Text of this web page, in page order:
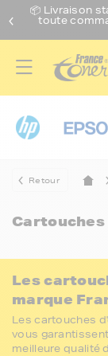
📦 Livraison
toute
Retour
Cartouches
Les
marque
Les cartouches
vous
meilleure qualité